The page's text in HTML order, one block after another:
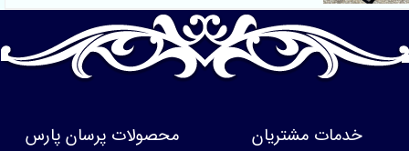
خدمات مشتریان محصولات پرسان پارس